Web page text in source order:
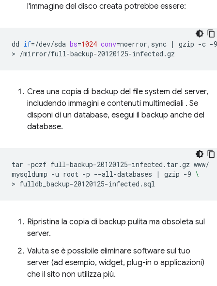
l'immagine del disco creata potrebbe essere:
dd if=/dev/sda bs=1024 conv=noerror,sync | gzip -c -9
>
Crea una copia di backup del file system del server,
includendo immagini e contenuti multimediali . Se
disponi di un database, esegui il backup anche del
database.
tar -pczf full-backup-20120125-infected.tar.gz www/
mysqldump -u root -p --all-databases | gzip -9 \
>
Ripristina la copia di backup pulita ma obsoleta sul
server.
Valuta se è possibile eliminare software sul tuo
server (ad esempio, widget, plug-in o applicazioni)
che il sito non utilizza più.